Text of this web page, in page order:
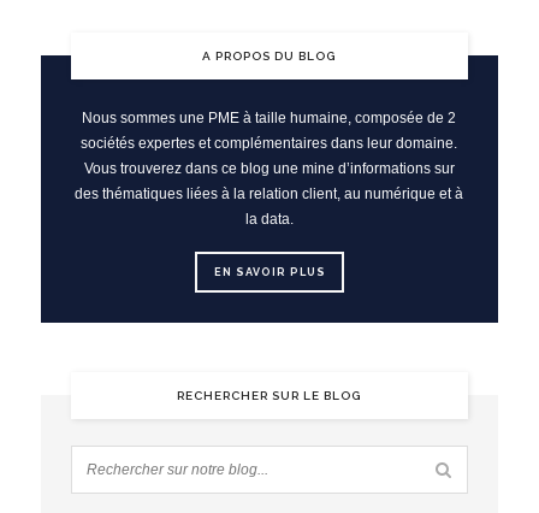
A PROPOS DU BLOG
Nous sommes une PME à taille humaine, composée de 2
sociétés expertes et complémentaires dans leur domaine.
Vous trouverez dans ce blog une mine d’informations sur
des thématiques liées à la relation client, au numérique et à
la data.
EN SAVOIR PLUS
RECHERCHER SUR LE BLOG